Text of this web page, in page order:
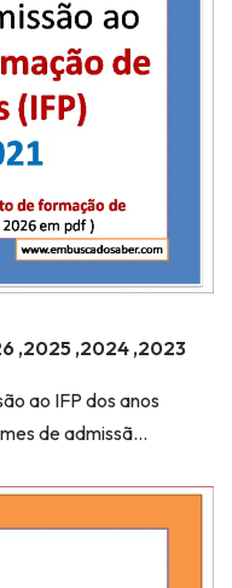
,2025 ,2024 ,2023
ao IFP dos anos
de admissã…